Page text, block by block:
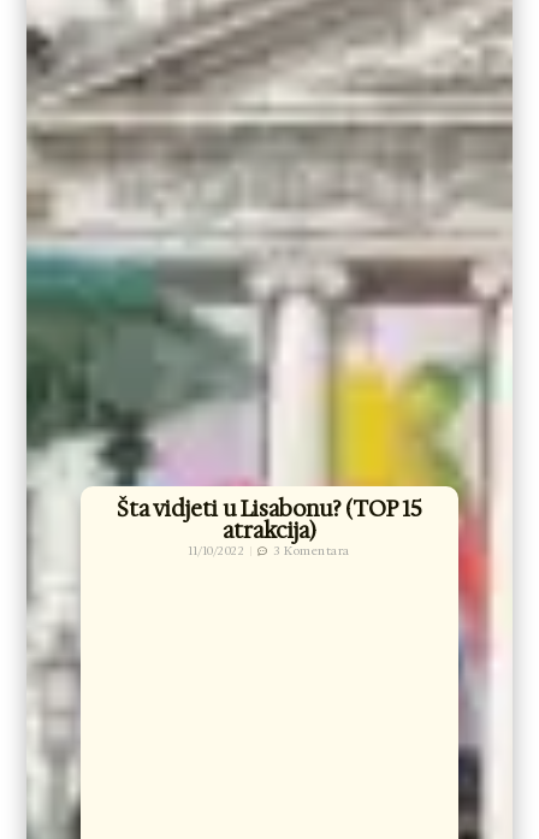
Šta vidjeti u Lisabonu? (TOP 15
atrakcija)
11/10/2022 3 Komentara